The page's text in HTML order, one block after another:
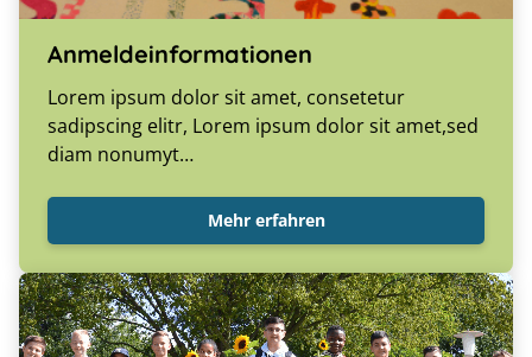
Anmeldeinformationen
Lorem ipsum dolor sit amet, consetetur
sadipscing elitr, Lorem ipsum dolor sit amet,sed
diam nonumyt…
Mehr erfahren